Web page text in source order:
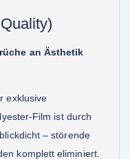
an Ästhetik
exklusive
Film ist durch
– störende
komplett eliminiert.